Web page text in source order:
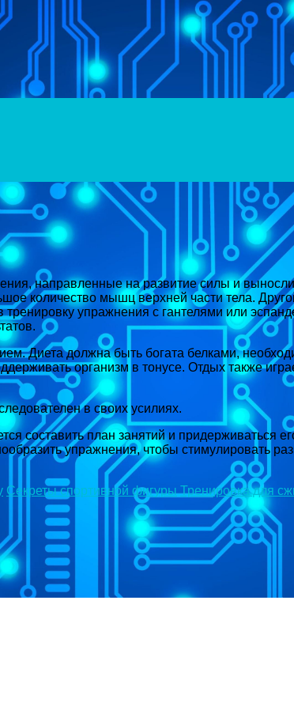
направленные на развитие силы и
количество мышц верхней части тела.
упражнения с гантелями или
Диета должна быть богата белками,
организм в тонусе. Отдых также
в своих усилиях.
составить план занятий и придерживаться
упражнения, чтобы стимулировать
Секреты спортивной фигуры Тренировка для